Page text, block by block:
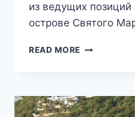
из ведущих
острове Святого
READ MORE ЛУЧШИЕ
ЧАСТЬ